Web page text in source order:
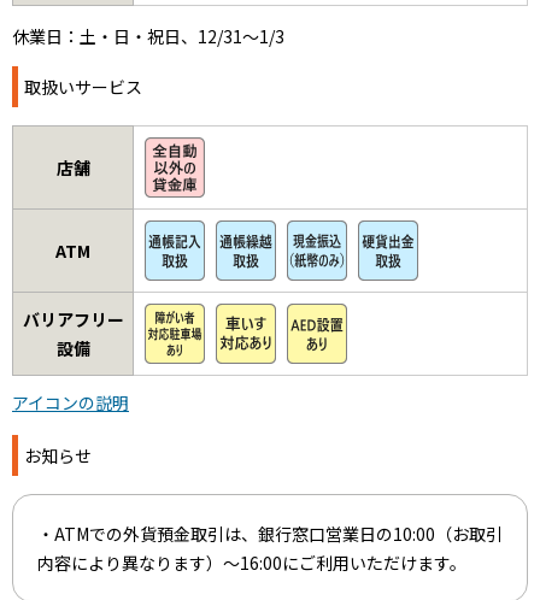
休業日：土・日・祝日、12/31～1/3
取扱いサービス
店舗
ATM
バリアフリー
設備
アイコンの説明
お知らせ
・ATMでの外貨預金取引は、銀行窓口営業日の10:00（お取引
内容により異なります）～16:00にご利用いただけます。